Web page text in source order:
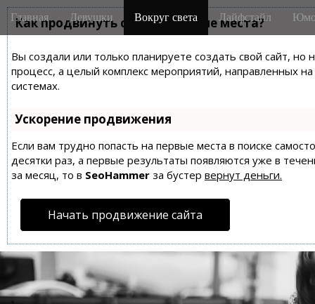
Как продвинуть сайт на первые места?
Вы создали или только планируете создать свой сайт,
процесс, а целый комплекс мероприятий, направленных
системах.
Ускорение продвижения
Если вам трудно попасть на первые места в поиске
десятки раз, а первые результаты появляются уже в
за месяц, то в SeoHammer за бустер вернут деньги.
Начать продвижение сайта
M
a
n
m
e
n
u
i
Главная Девушки Вокруг света Лайфстайл